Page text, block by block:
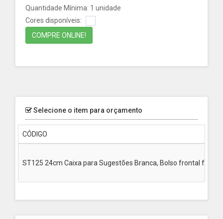
Quantidade Mínima: 1 unidade
Cores disponíveis:
COMPRE ONLINE!
Selecione o item para orçamento
CÓDIGO
ST125 24cm Caixa para Sugestões Branca, Bolso frontal